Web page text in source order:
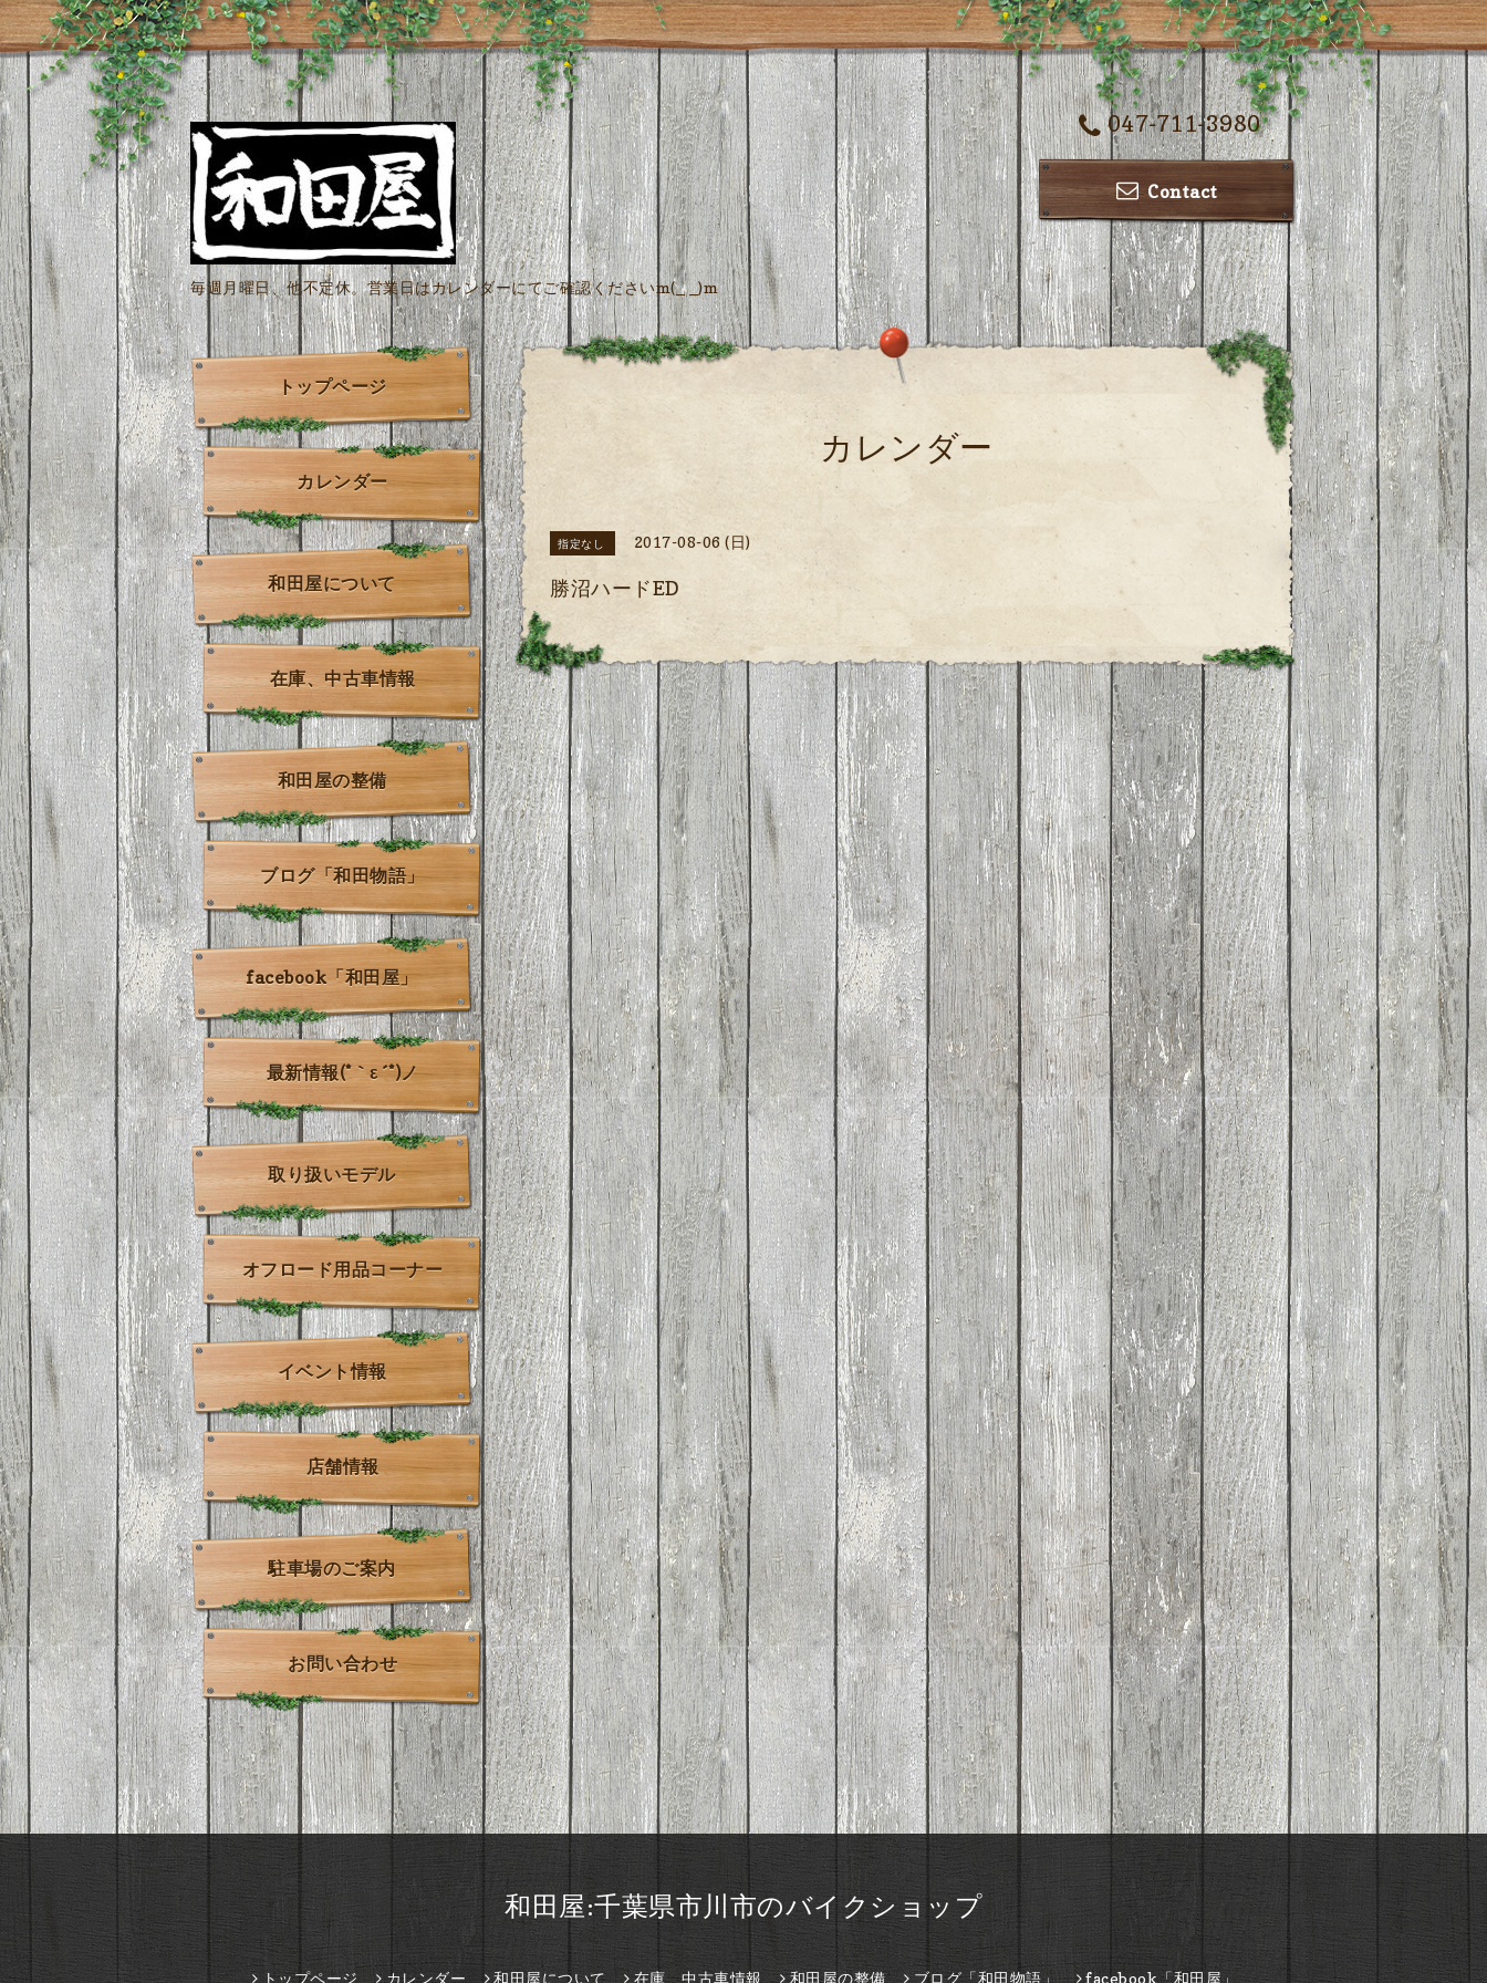
047-711-3980
Contact
毎週月曜日、他不定休。営業日はカレンダーにてご確認くださいm(_ _)m
カレンダー
指定なし 2017-08-06 (日)
勝沼ハードED
トップページ
カレンダー
和田屋について
在庫、中古車情報
和田屋の整備
ブログ「和田物語」
facebook「和田屋」
最新情報(*｀ε´*)ノ
取り扱いモデル
オフロード用品コーナー
イベント情報
店舗情報
駐車場のご案内
お問い合わせ
和田屋:千葉県市川市のバイクショップ
トップページ カレンダー 和田屋について 在庫、中古車情報 和田屋の整備 ブログ「和田物語」 facebook「和田屋」